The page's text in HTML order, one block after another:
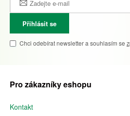
Přihlásit se
Chci odebírat newsletter a souhlasím se
Pro zákazníky eshopu
Kontakt